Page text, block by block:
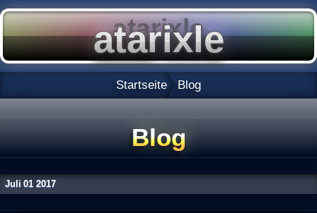
Startseite Blog
Blog
Juli 01 2017